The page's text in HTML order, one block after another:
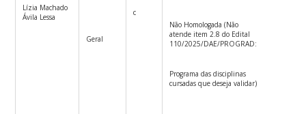
Lízia Machado
Ávila Lessa
Geral
c
Não Homologada (Não
atende item 2.8 do Edital
110/2025/DAE/PROGRAD:
Programa das disciplinas
cursadas que deseja validar)